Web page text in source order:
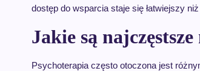
dostęp do wsparcia staje się łatwiejszy
Jakie są
Psychoterapia często otoczona jest